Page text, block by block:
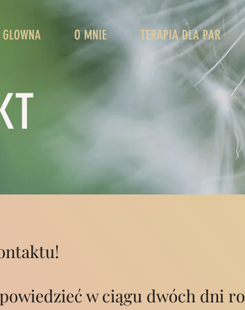
O MNIE TERAPIA DLA PAR
w ciągu dwóch dni